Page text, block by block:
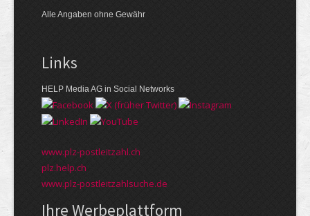
Alle Angaben ohne Gewähr
Links
HELP Media AG in Social Networks
www.plz-postleitzahl.ch
plz.help.ch
www.plz-postleitzahlsuche.de
Ihre Werbeplattform